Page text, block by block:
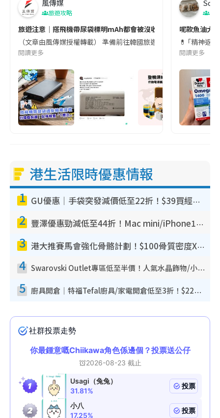
風傳媒
旅遊攻略
旅遊注意｜搭飛機帶尿袋標明mAh都會被沒收😱出發前切記檢查
（文章由風傳媒授權轉載） 準備前往韓國旅遊的民眾，近期要
閱讀更多
Soul
呢款魚油大
💊 ｢精神返
閱讀更多
港生活限時優惠情報
1 GU優惠｜手袋突發減價低至22折！$39買經典波士頓包/餃子袋！飾物同步減價$29起！
2 豐澤優惠勁減低至44折！Mac mini/iPhone17Pro大減價！廚房家電$220起
3 港大推賽馬會強化骨骼計劃！$100骨質密度X光檢查 完成免費運動訓練送超市禮券！附參加資格
4 Swarovski Outlet專區低至半價！人氣水晶飾物/小擺設$138起！迪士尼款/水晶高跟鞋都有平
5 廚具開倉｜特福Tefal廚具/家電開倉低至3折！$220起買平底鍋/炒鑊/湯煲！電飯煲/吸塵機/燙斗$418起